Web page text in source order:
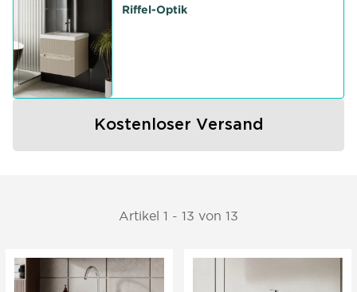
Riffel-Optik
Kostenloser Versand
Artikel 1 - 13 von 13